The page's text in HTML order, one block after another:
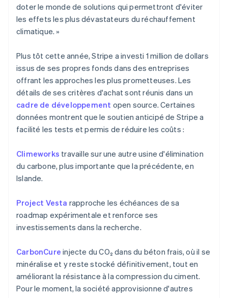
doter le monde de solutions qui permettront d'éviter
les effets les plus dévastateurs du réchauffement
climatique. »
Plus tôt cette année, Stripe a investi 1 million de dollars
issus de ses propres fonds dans des entreprises
offrant les approches les plus prometteuses. Les
détails de ses critères d'achat sont réunis dans un
cadre de développement open source. Certaines
données montrent que le soutien anticipé de Stripe a
facilité les tests et permis de réduire les coûts :
Climeworks travaille sur une autre usine d'élimination
du carbone, plus importante que la précédente, en
Islande.
Project Vesta rapproche les échéances de sa
roadmap expérimentale et renforce ses
investissements dans la recherche.
CarbonCure injecte du CO₂ dans du béton frais, où il se
minéralise et y reste stocké définitivement, tout en
améliorant la résistance à la compression du ciment.
Pour le moment, la société approvisionne d'autres